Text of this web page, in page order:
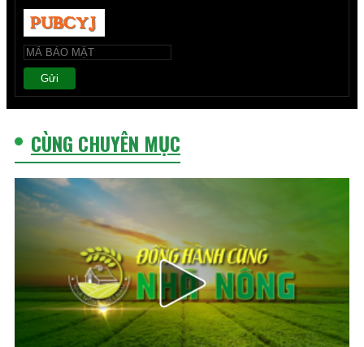
Gửi
CÙNG CHUYÊN MỤC